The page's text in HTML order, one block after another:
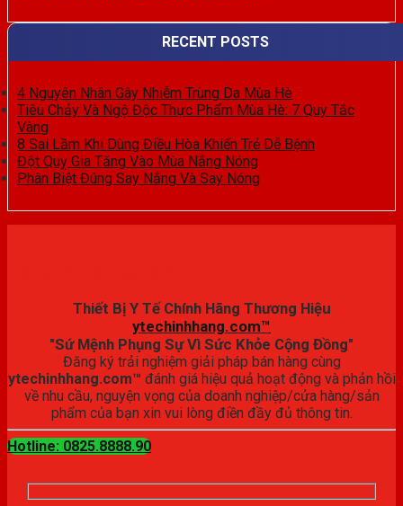
RECENT POSTS
4 Nguyên Nhân Gây Nhiễm Trùng Da Mùa Hè
Tiêu Chảy Và Ngộ Độc Thực Phẩm Mùa Hè: 7 Quy Tắc
Vàng
8 Sai Lầm Khi Dùng Điều Hòa Khiến Trẻ Dễ Bệnh
Đột Quỵ Gia Tăng Vào Mùa Nắng Nóng
Phân Biệt Đúng Say Nắng Và Say Nóng
Thiết Bị Y Tế Chính Hãng Thương Hiệu
ytechinhhang.com™
"Sứ Mệnh Phụng Sự Vì Sức Khỏe Cộng Đồng"
Đăng ký trải nghiệm giải pháp bán hàng cùng
ytechinhhang.com™ đánh giá hiệu quả hoạt động và phản hồi
về nhu cầu, nguyện vọng của doanh nghiệp/cửa hàng/sản
phẩm của bạn xin vui lòng điền đầy đủ thông tin.
Hotline: 0825.8888.90